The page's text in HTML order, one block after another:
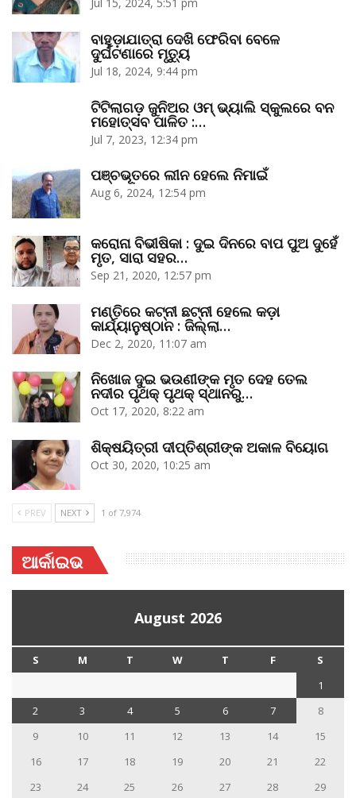
Jul 15, 2024, 5:51 pm
ବାହୁଡ଼ାଯାତ୍ରା ଦେଖି ଫେରିବା ବେଳେ
ଦୁର୍ଘଟଣାରେ ମୃତ୍ୟୁ
Jul 18, 2024, 9:44 pm
ଟିଟିଲାଗଡ଼ ଜୁନିଅର ଓମ୍‌ ଭ୍ୟାଲି ସ୍କୁଲରେ ବନ
ମହୋତ୍ସବ ପାଳିତ :…
Jul 7, 2023, 12:34 pm
ପଞ୍ଚଭୂତରେ ଲୀନ ହେଲେ ନିମାଇଁ
Aug 6, 2024, 12:54 pm
କରୋନା ବିଭୀଷିକା : ଦୁଇ ଦିନରେ ବାପ ପୁଅ ଦୁହେଁ
ମୃତ, ସାରା ସହର…
Sep 21, 2020, 12:57 pm
ମଣ୍ତିରେ କଟ୍‌ନୀ ଛଟ୍‌ନୀ ହେଲେ କଡ଼ା
କାର୍ଯ୍ୟାନୁଷ୍ଠାନ : ଜିଲ୍ଲା…
Dec 2, 2020, 11:07 am
ନିଖୋଜ ଦୁଇ ଭଉଣୀଙ୍କ ମୃତ ଦେହ ତେଲ
ନଦୀର ପୃଥକ୍‌ ପୃଥକ୍‌ ସ୍ଥାନରୁ…
Oct 17, 2020, 8:22 am
ଶିକ୍ଷୟିତ୍ରୀ ଦୀପ୍ତିଶ୍ରୀଙ୍କ ଅକାଳ ବିୟୋଗ
Oct 30, 2020, 10:25 am
PREV NEXT 1 of 7,974
ଆର୍କାଇଭ
August 2026
S M T W T F
S
1
2
3 4 5 6 7
8
9
10 11 12 13 14
15
16
17 18 19 20 21
22
23
24 25 26 27 28 29